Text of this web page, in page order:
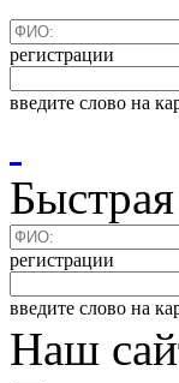
регистрации
введите слово на
регистрации
введите слово на
Наш